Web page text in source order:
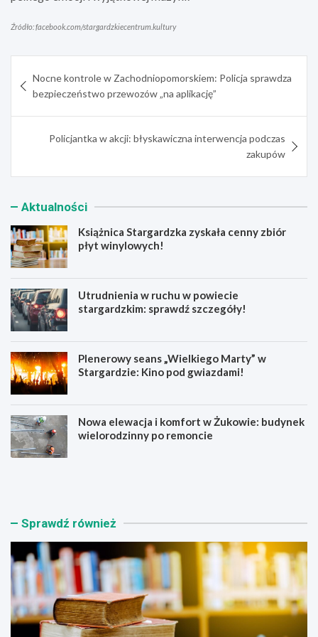
Źródło: facebook.com/stargardzkiecentrum.kultury
wpisu
Nocne kontrole w Zachodniopomorskiem: Policja sprawdza
bezpieczeństwo przewozów „na aplikację”
Policjantka w akcji: błyskawiczna interwencja podczas
zakupów
Aktualności
Książnica Stargardzka zyskała cenny zbiór
płyt winylowych!
Utrudnienia w ruchu w powiecie
stargardzkim: sprawdź szczegóły!
Plenerowy seans „Wielkiego Marty” w
Stargardzie: Kino pod gwiazdami!
Nowa elewacja i komfort w Żukowie: budynek
wielorodzinny po remoncie
K
n
a
S
t
a
r
U
n
n
i
a
w
r
Sprawdź również